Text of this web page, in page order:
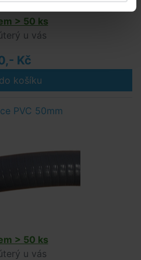
> 50 ks
u vás
Kč
do košíku
PVC 50mm
> 50 ks
u vás